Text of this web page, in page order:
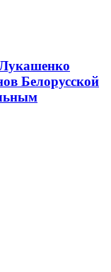
Белорусской